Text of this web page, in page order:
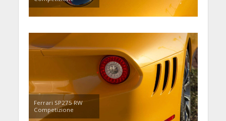
Ferrari SP275 RW
Competizione